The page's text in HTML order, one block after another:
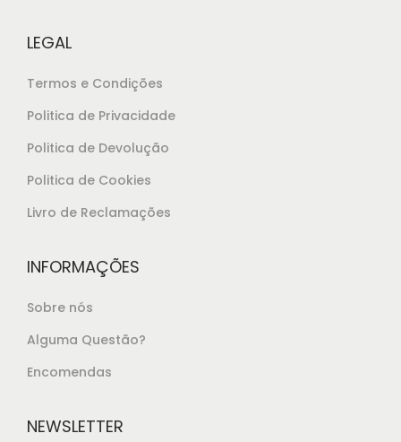
LEGAL
Termos e Condições
Politica de Privacidade
Politica de Devolução
Politica de Cookies
Livro de Reclamações
INFORMAÇÕES
Sobre nós
Alguma Questão?
Encomendas
NEWSLETTER